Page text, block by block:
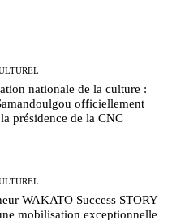
nationale de la culture :
officiellement
présidence de la CNC
WAKATO Success STORY
mobilisation exceptionnelle